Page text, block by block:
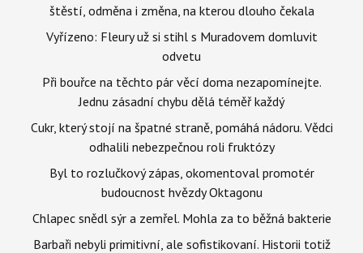
štěstí, odměna i změna, na kterou dlouho čekala
Vyřízeno: Fleury už si stihl s Muradovem domluvit
odvetu
Při bouřce na těchto pár věcí doma nezapomínejte.
Jednu zásadní chybu dělá téměř každý
Cukr, který stojí na špatné straně, pomáhá nádoru. Vědci
odhalili nebezpečnou roli fruktózy
Byl to rozlučkový zápas, okomentoval promotér
budoucnost hvězdy Oktagonu
Chlapec snědl sýr a zemřel. Mohla za to běžná bakterie
Barbaři nebyli primitivní, ale sofistikovaní. Historii totiž